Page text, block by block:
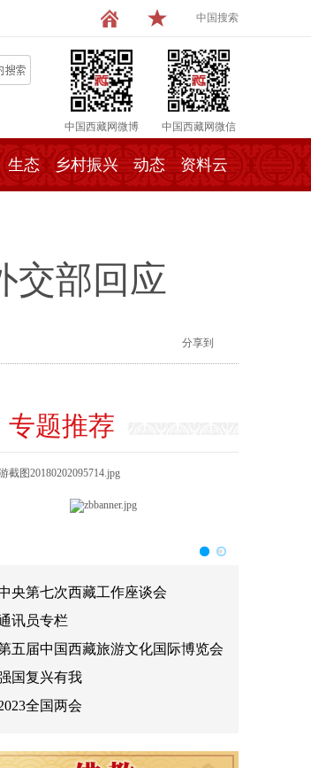
中国搜索
中国西藏网微博 中国西藏网微信
生态 乡村振兴 动态 资料云
交部回应
分享到
专题推荐
央第七次西藏工作座谈会
讯员专栏
五届中国西藏旅游文化国际博览会
国复兴有我
全国两会